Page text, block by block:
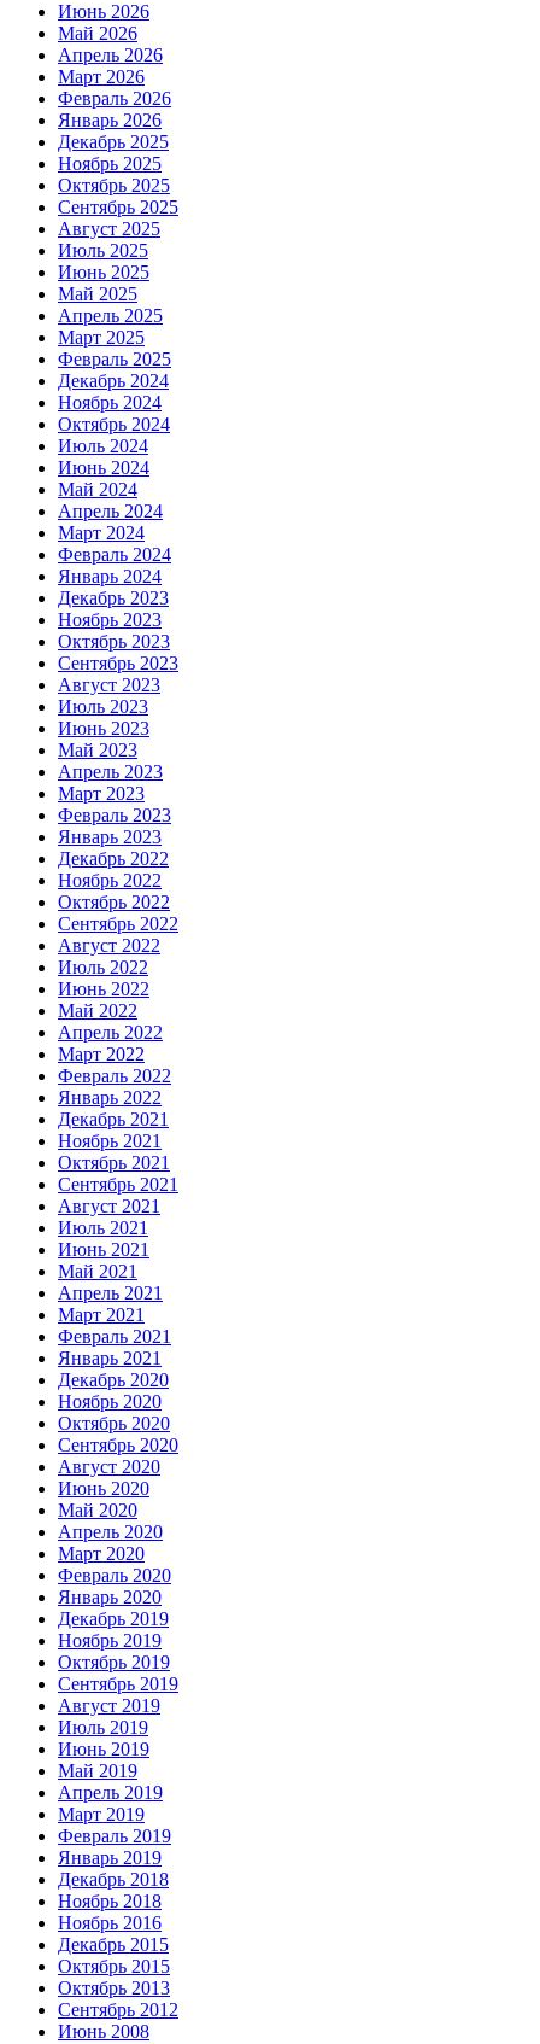
Июнь 2026
Май 2026
Апрель 2026
Март 2026
Февраль 2026
Январь 2026
Декабрь 2025
Ноябрь 2025
Октябрь 2025
Сентябрь 2025
Август 2025
Июль 2025
Июнь 2025
Май 2025
Апрель 2025
Март 2025
Февраль 2025
Декабрь 2024
Ноябрь 2024
Октябрь 2024
Июль 2024
Июнь 2024
Май 2024
Апрель 2024
Март 2024
Февраль 2024
Январь 2024
Декабрь 2023
Ноябрь 2023
Октябрь 2023
Сентябрь 2023
Август 2023
Июль 2023
Июнь 2023
Май 2023
Апрель 2023
Март 2023
Февраль 2023
Январь 2023
Декабрь 2022
Ноябрь 2022
Октябрь 2022
Сентябрь 2022
Август 2022
Июль 2022
Июнь 2022
Май 2022
Апрель 2022
Март 2022
Февраль 2022
Январь 2022
Декабрь 2021
Ноябрь 2021
Октябрь 2021
Сентябрь 2021
Август 2021
Июль 2021
Июнь 2021
Май 2021
Апрель 2021
Март 2021
Февраль 2021
Январь 2021
Декабрь 2020
Ноябрь 2020
Октябрь 2020
Сентябрь 2020
Август 2020
Июнь 2020
Май 2020
Апрель 2020
Март 2020
Февраль 2020
Январь 2020
Декабрь 2019
Ноябрь 2019
Октябрь 2019
Сентябрь 2019
Август 2019
Июль 2019
Июнь 2019
Май 2019
Апрель 2019
Март 2019
Февраль 2019
Январь 2019
Декабрь 2018
Ноябрь 2018
Ноябрь 2016
Декабрь 2015
Октябрь 2015
Октябрь 2013
Сентябрь 2012
Июнь 2008